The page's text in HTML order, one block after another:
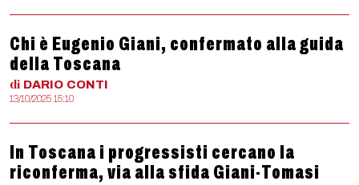
Chi è Eugenio Giani, confermato alla guida
della Toscana
di DARIO CONTI
13/10/2025 15:10
In Toscana i progressisti cercano la
riconferma, via alla sfida Giani-Tomasi